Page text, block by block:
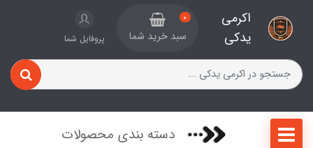
اکرمی
یدکی
0
سبد خرید شما پروفایل شما
دسته بندی محصولات